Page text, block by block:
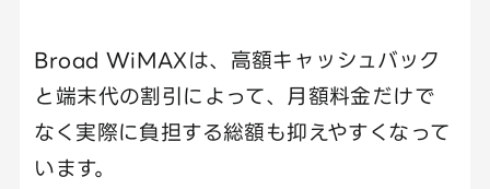
Broad WiMAXは、高額キャッシュバック
と端末代の割引によって、月額料金だけで
なく実際に負担する総額も抑えやすくなって
います。